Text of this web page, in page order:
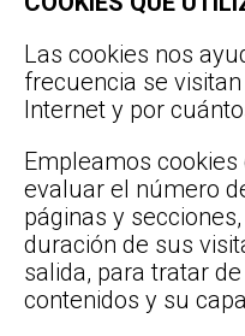
Las cookies nos
frecuencia se
Internet y por
Empleamos
evaluar el número
páginas y
duración de sus
salida, para tratar
contenidos y su